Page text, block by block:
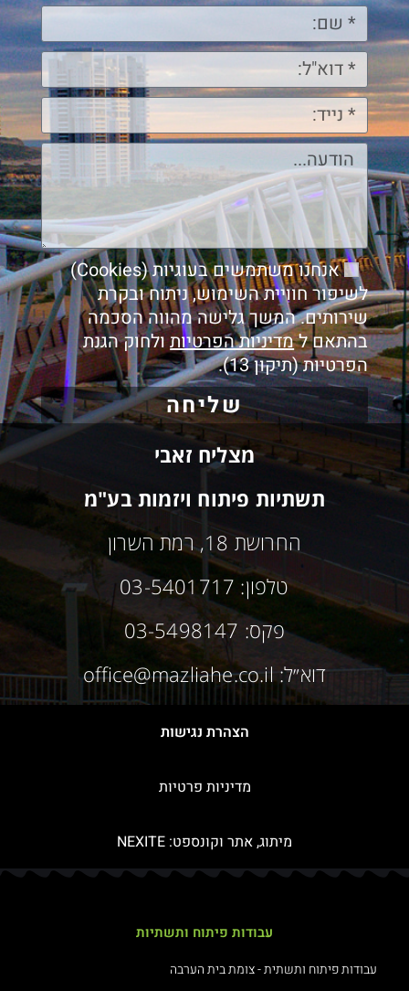
אנחנו משתמשים בעוגיות (Cookies)
לשיפור חוויית השימוש, ניתוח ובקרת
שירותים. המשך גלישה מהווה הסכמה
בהתאם למדיניות הפרטיותולחוק הגנת
הפרטיות (תיקון 13).
שליחה
מצליח זאבי
תשתיות פיתוח ויזמות בע"מ
החרושת 18, רמת השרון
טלפון: 03-5401717
פקס: 03-5498147
דוא״ל: office@mazliahe.co.il
הצהרת נגישות
מדיניות פרטיות
מיתוג, אתר וקונספט: NEXITE
עבודות פיתוח ותשתיות
עבודות פיתוח ותשתית - צומת בית הערבה